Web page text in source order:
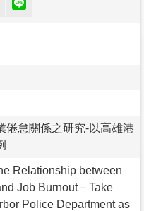
倦怠關係之研究-以高雄港
Relationship between
Job Burnout－Take
Police Department as